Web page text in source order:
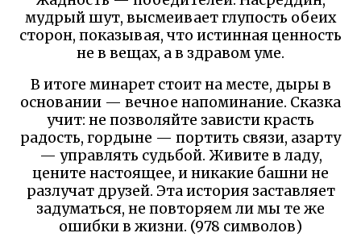
мудрый шут, высмеивает глупость обеих
сторон, показывая, что истинная ценность
не в вещах, а в здравом уме.
В итоге минарет стоит на месте, дыры в
основании — вечное напоминание. Сказка
учит: не позволяйте зависти красть
радость, гордыне — портить связи, азарту
— управлять судьбой. Живите в ладу,
цените настоящее, и никакие башни не
разлучат друзей. Эта история заставляет
задуматься, не повторяем ли мы те же
ошибки в жизни. (978 символов)